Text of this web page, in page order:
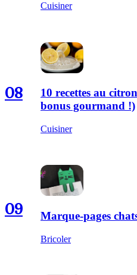
Cuisiner
08
10 recettes au
bonus gourmand !)
Cuisiner
09 Marque-pages
Bricoler